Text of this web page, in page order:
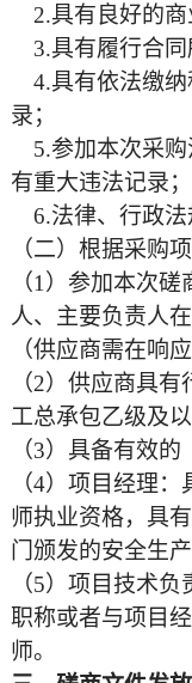
2.具有良好的
3.具有履行合
4.具有依法缴
录；
5.参加本次采
有重大违法记录；
6.法律、行政法
（二）根据采购
（1）参加本次磋
人、主要负责人
（供应商需在响
（2）供应商具有
工总承包乙级及
（3）具备有效的
（4）项目经理：
师执业资格，具
门颁发的安全生
（5）项目技术负
职称或者与项目
师。